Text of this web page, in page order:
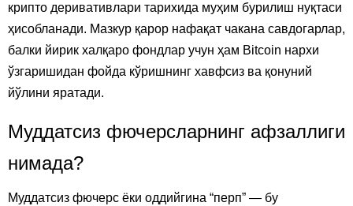
крипто деривативлари тарихида муҳим бурилиш нуқтаси
ҳисобланади. Мазкур қарор нафақат чакана савдогарлар,
балки йирик халқаро фондлар учун ҳам Bitcoin нархи
ўзгаришидан фойда кўришнинг хавфсиз ва қонуний
йўлини яратади.
Муддатсиз фючерсларнинг афзаллиги
нимада?
Муддатсиз фючерс ёки оддийгина “перп” — бу